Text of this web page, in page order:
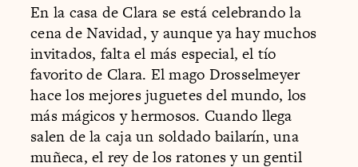
En la casa de Clara se está celebrando la
cena de Navidad, y aunque ya hay muchos
invitados, falta el más especial, el tío
favorito de Clara. El mago Drosselmeyer
hace los mejores juguetes del mundo, los
más mágicos y hermosos. Cuando llega
salen de la caja un soldado bailarín, una
muñeca, el rey de los ratones y un gentil